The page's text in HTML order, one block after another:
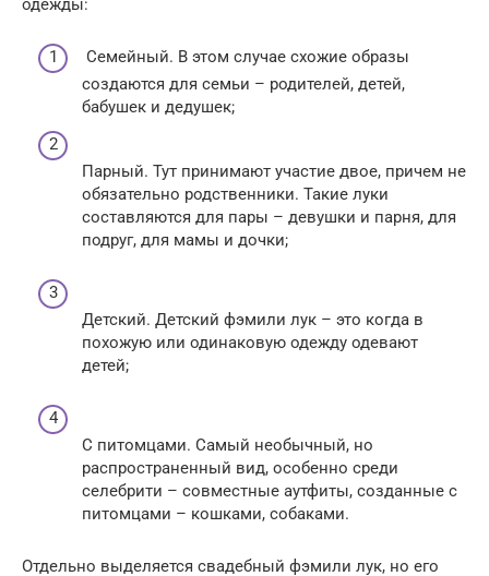
Семейный. В этом случае схожие образы
создаются для семьи – родителей, детей,
бабушек и дедушек;
Парный. Тут принимают участие двое, причем не
обязательно родственники. Такие луки
составляются для пары – девушки и парня, для
подруг, для мамы и дочки;
Детский. Детский фэмили лук – это когда в
похожую или одинаковую одежду одевают
детей;
С питомцами. Самый необычный, но
распространенный вид, особенно среди
селебрити – совместные аутфиты, созданные с
питомцами – кошками, собаками.
Отдельно выделяется свадебный фэмили лук, но его